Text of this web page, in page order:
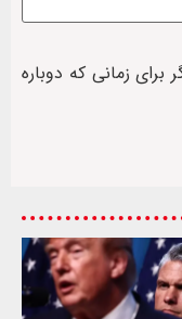
زمانی که دوباره